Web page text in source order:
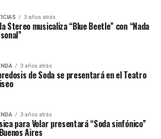
3 años atrás
Stereo musicaliza “Blue Beetle” con “Nada
3 años atrás
de Soda se presentará en el Teatro
3 años atrás
para Volar presentará “Soda sinfónico”
Aires